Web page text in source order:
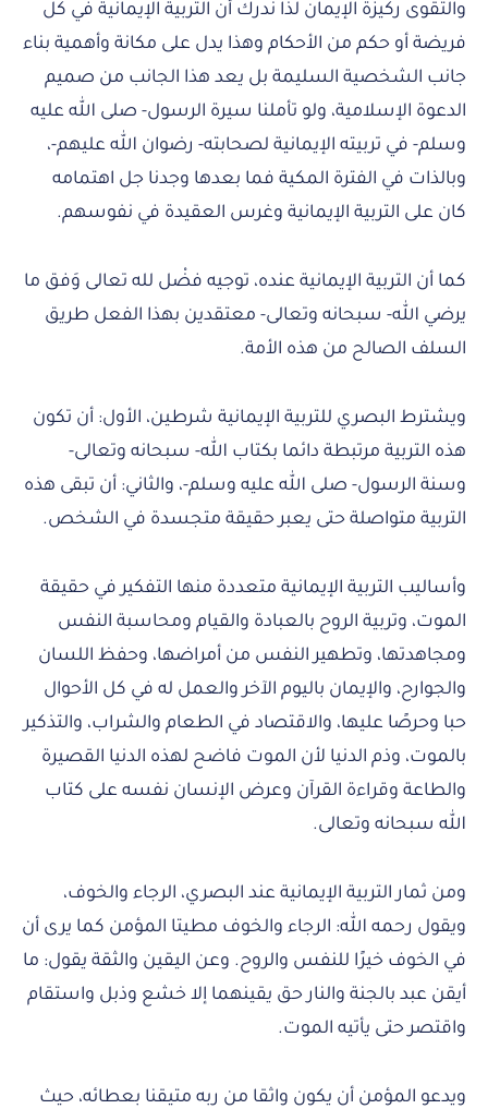
والتقوى ركيزة الإيمان لذا ندرك أن التربية الإيمانية في كل
فريضة أو حكم من الأحكام وهذا يدل على مكانة وأهمية بناء
جانب الشخصية السليمة بل يعد هذا الجانب من صميم
الدعوة الإسلامية، ولو تأملنا سيرة الرسول- صلى الله عليه
وسلم- في تربيته الإيمانية لصحابته- رضوان الله عليهم-،
وبالذات في الفترة المكية فما بعدها وجدنا جل اهتمامه
كان على التربية الإيمانية وغرس العقيدة في نفوسهم.
كما أن التربية الإيمانية عنده، توجيه فضْل لله تعالى وَفق ما
يرضي الله- سبحانه وتعالى- معتقدين بهذا الفعل طريق
السلف الصالح من هذه الأمة.
ويشترط البصري للتربية الإيمانية شرطين، الأول: أن تكون
هذه التربية مرتبطة دائما بكتاب الله- سبحانه وتعالى-
وسنة الرسول- صلى الله عليه وسلم-، والثاني: أن تبقى هذه
التربية متواصلة حتى يعبر حقيقة متجسدة في الشخص.
وأساليب التربية الإيمانية متعددة منها التفكير في حقيقة
الموت، وتربية الروح بالعبادة والقيام ومحاسبة النفس
ومجاهدتها، وتطهير النفس من أمراضها، وحفظ اللسان
والجوارح، والإيمان باليوم الآخر والعمل له في كل الأحوال
حبا وحرصًا عليها، والاقتصاد في الطعام والشراب، والتذكير
بالموت، وذم الدنيا لأن الموت فاضح لهذه الدنيا القصيرة
والطاعة وقراءة القرآن وعرض الإنسان نفسه على كتاب
الله سبحانه وتعالى.
ومن ثمار التربية الإيمانية عند البصري، الرجاء والخوف،
ويقول رحمه الله: الرجاء والخوف مطيتا المؤمن كما يرى أن
في الخوف خيرًا للنفس والروح. وعن اليقين والثقة يقول: ما
أيقن عبد بالجنة والنار حق يقينهما إلا خشع وذبل واستقام
واقتصر حتى يأتيه الموت.
ويدعو المؤمن أن يكون واثقا من ربه متيقنا بعطائه، حيث